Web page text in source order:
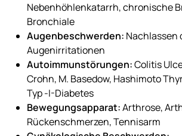
Nebenhöhlenkatarrh, chronische
Bronchiale
Augenbeschwerden: Nachlassen
Augenirritationen
Autoimmunstörungen:Colitis
Crohn, M. Basedow, Hashimoto
Typ -I-Diabetes
Bewegungsapparat:Arthrose,
Rückenschmerzen, Tennisarm